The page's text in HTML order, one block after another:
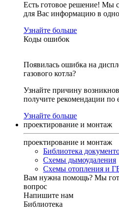
Есть готовое решение! Мы
для Вас информацию в
Узнайте больше
Коды ошибок
Появилась ошибка на
газового котла?
Узнайте причину
получите рекомендации по
Узнайте больше
проектирование и монтаж
проектирование и монтаж
Библиотека
Схемы дымоудаления
Схемы отопления и
Вам нужна помощь? Мы
вопрос
Напишите нам
Библиотека